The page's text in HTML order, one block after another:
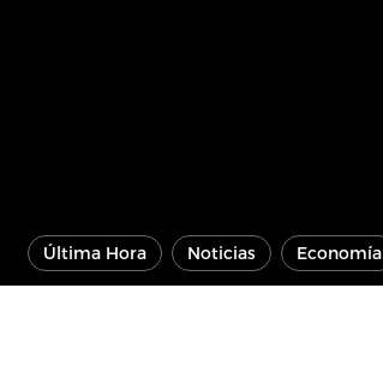
Última Hora Noticias Economía